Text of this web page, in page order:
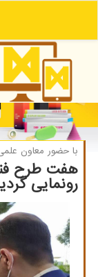
با حضور معاون
هفت طرح
رونمایی